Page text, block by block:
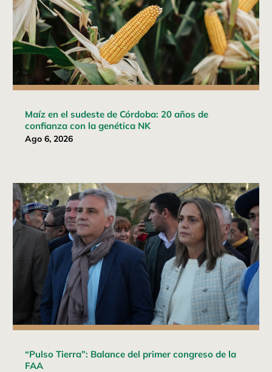
Maíz en el sudeste de Córdoba: 20 años de
confianza con la genética NK
Ago 6, 2026
“Pulso Tierra”: Balance del primer congreso de la
FAA